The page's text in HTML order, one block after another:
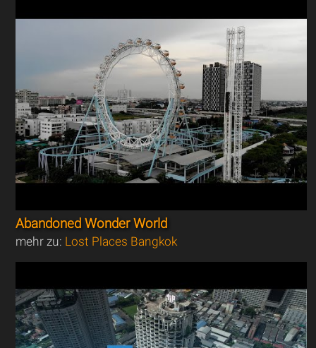
Abandoned Wonder World
mehr zu: Lost Places Bangkok